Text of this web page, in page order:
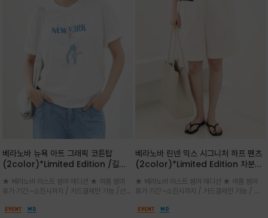
베라노바 뉴욕 아트 그래픽 코튼탑
(2color)*Limited Edition /길어
세요 ^^
★ 베라노바 라스트 썸머 에디션 ★ 여름 썸머
휴가 기간 ~소진시까지 / 카드결제만 가능 /산뜻
레터링과 감각적인 일러스트 프린트가 어우러져
베라노바 린넨 믹스 시그니처 하프 팬츠
(2color)*Limited Edition 차분한
진 여름의 끝자락까지 멋스럽게 연출하
세요 ^^
★ 베라노바 라스트 썸머 에디션 ★ 여름 썸머
휴가 기간 ~소진시까지 / 카드결제만 가능 / 앞
게 체형을 커버해 우아한 비율을 완성